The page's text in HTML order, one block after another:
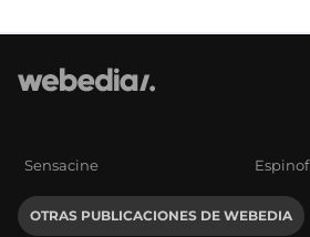
Sensacine Espinof
OTRAS PUBLICACIONES DE WEBEDIA